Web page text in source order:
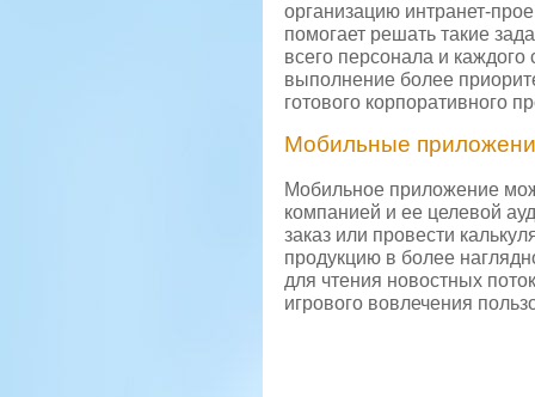
организацию интранет-
помогает решать такие
всего персонала и
выполнение более
готового корпоративного
Мобильные
Мобильное приложение
компанией и ее целевой
заказ или провести
продукцию в более
для чтения новостных
игрового вовлечения